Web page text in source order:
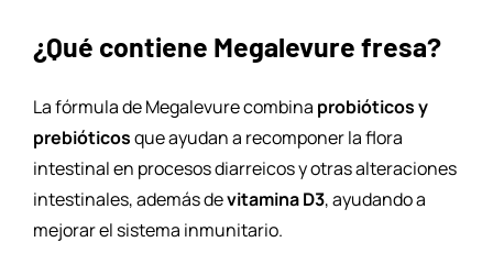
¿Qué contiene Megalevure fresa?
La fórmula de Megalevure combina probióticos y
prebióticosque ayudan a recomponer la flora
intestinal en procesos diarreicos y otras alteraciones
intestinales, además devitamina D3, ayudando a
mejorar el sistema inmunitario.